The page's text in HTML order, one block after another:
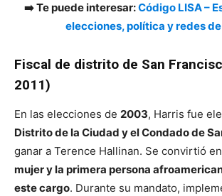
➡️ Te puede interesar:Código LISA –
elecciones, política y redes
Fiscal de distrito de San
2011)
En las elecciones de 2003, Harris fue
Distrito de la Ciudad y el Condado de
ganar a Terence Hallinan. Se convirtió
mujer y la primera persona
este cargo. Durante su mandato,